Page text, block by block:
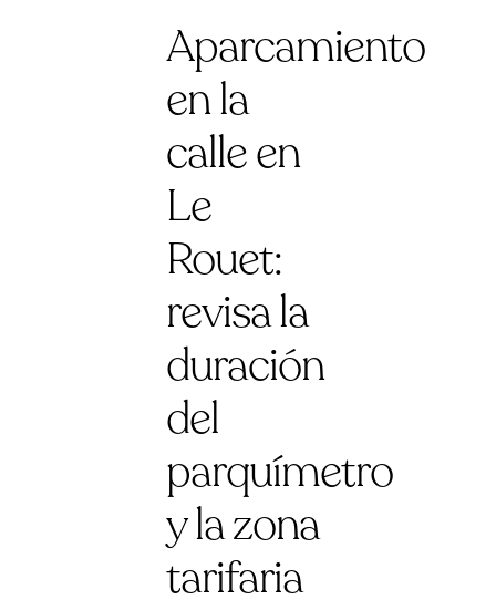
Aparcamiento
en la
calle en
Le
Rouet:
revisa la
duración
del
parquímetro
y la zona
tarifaria